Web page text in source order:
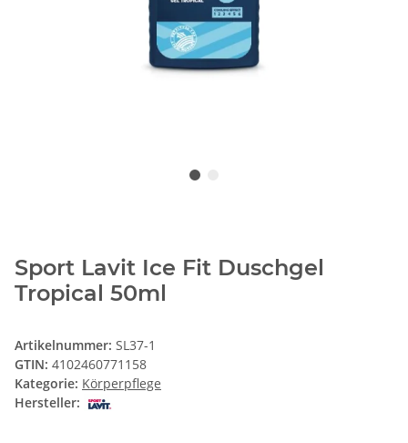
Sport Lavit Ice Fit Duschgel
Tropical 50ml
Artikelnummer: SL37-1
GTIN: 4102460771158
Kategorie: Körperpflege
Hersteller: